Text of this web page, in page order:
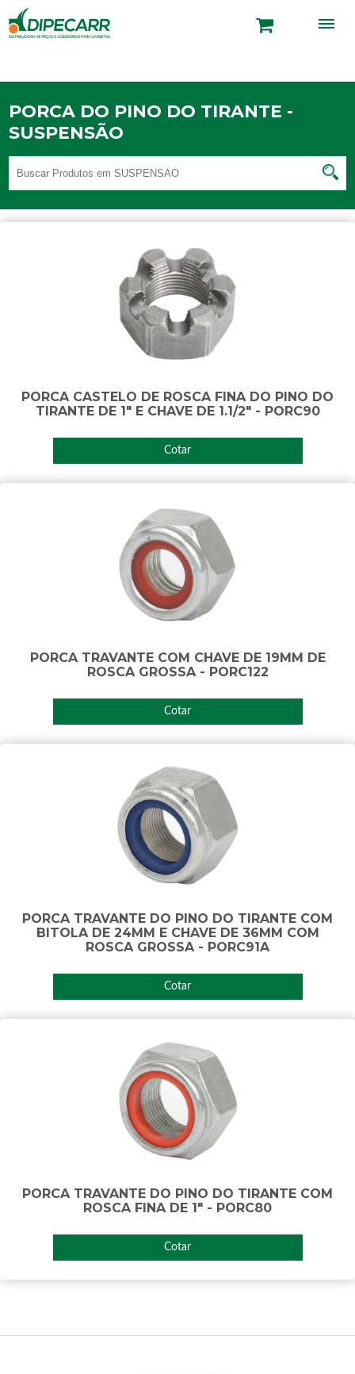
PORCA DO PINO DO TIRANTE -
SUSPENSÃO
PORCA CASTELO DE ROSCA FINA DO PINO DO
TIRANTE DE 1" E CHAVE DE 1.1/2" - PORC90
Cotar
PORCA TRAVANTE COM CHAVE DE 19MM DE
ROSCA GROSSA - PORC122
Cotar
PORCA TRAVANTE DO PINO DO TIRANTE COM
BITOLA DE 24MM E CHAVE DE 36MM COM
ROSCA GROSSA - PORC91A
Cotar
PORCA TRAVANTE DO PINO DO TIRANTE COM
ROSCA FINA DE 1" - PORC80
Cotar